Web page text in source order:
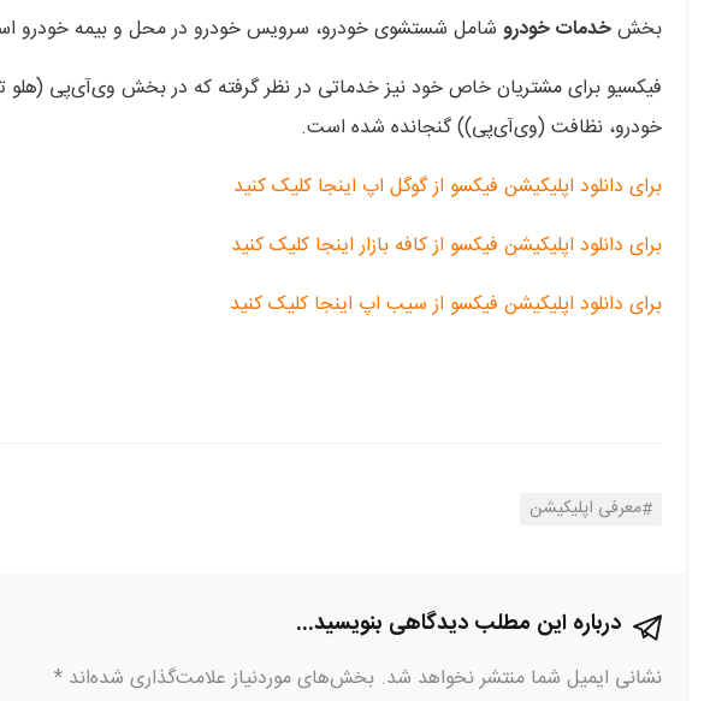
بخشخدمات خودرو شامل شستشوی خودرو، سرویس خودرو در محل و بیمه خودرو
فیکسیو برای مشتریان خاص خود نیز خدماتی در نظر گرفته که در بخش وی‌آی‌پی
خودرو، نظافت (وی‌آی‌پی)) گنجانده شده است.
برای دانلود اپلیکیشن فیکسو از گوگل اپ اینجا کلیک کنید
برای دانلود اپلیکیشن فیکسو از کافه بازار اینجا کلیک کنید
برای دانلود اپلیکیشن فیکسو از سیب اپ اینجا کلیک کنید
معرفی اپلیکیشن
درباره این مطلب دیدگاهی بنویسید...
نشانی ایمیل شما منتشر نخواهد شد. بخش‌های موردنیاز علامت‌گذاری شده‌اند *